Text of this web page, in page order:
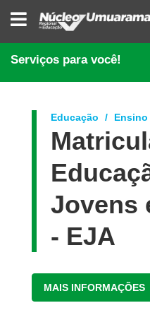
NÚCLEO
REGIONAL
EDUCAÇÃO
DE
UMUARAMA
Serviços para você!
Educação Ensino
Jovens
- EJA
MAIS INFORMAÇÕES